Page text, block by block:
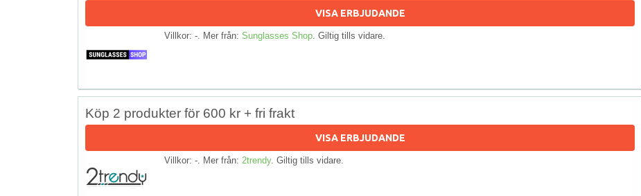
VISA ERBJUDANDE
Villkor: -. Mer från: Sunglasses Shop . Giltig tills vidare.
Köp 2 produkter för 600 kr + fri frakt
VISA ERBJUDANDE
Villkor: -. Mer från: 2trendy. Giltig tills vidare.